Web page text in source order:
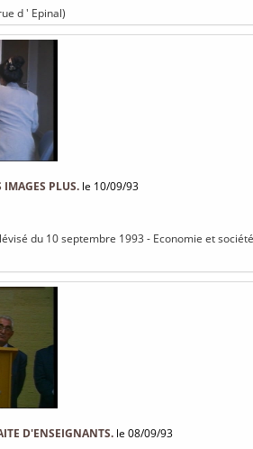
d ' Epinal)
IMAGES PLUS. le 10/09/93
du 10 septembre 1993 - Economie et
D'ENSEIGNANTS. le 08/09/93